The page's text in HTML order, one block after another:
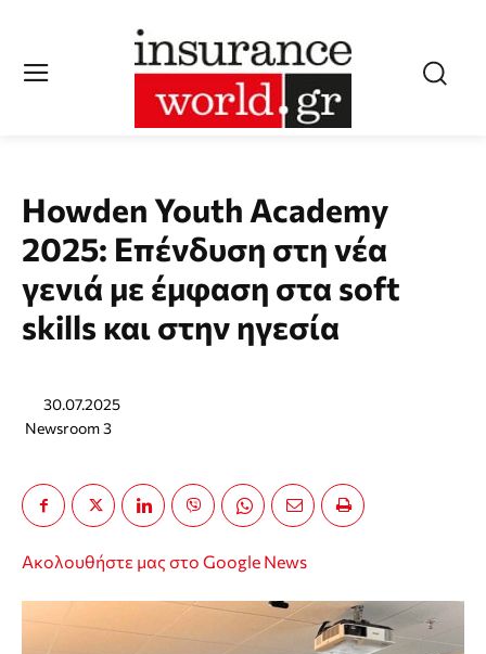
Howden Youth Academy
2025: Επένδυση στη νέα
γενιά με έμφαση στα soft
skills και στην ηγεσία
30.07.2025
Newsroom 3
Ακολουθήστε μας στο Google News